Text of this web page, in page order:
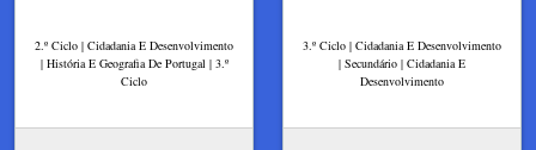
2.º Ciclo | Cidadania E Desenvolvimento
| História E Geografia De Portugal | 3.º
Ciclo
3.º Ciclo | Cidadania E Desenvolvimento
| Secundário | Cidadania E
Desenvolvimento